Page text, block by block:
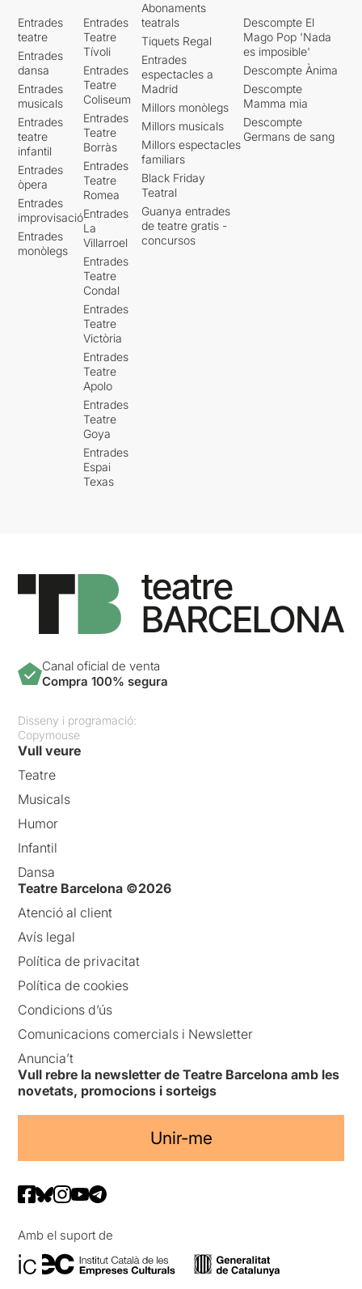
Entrades
teatre
Entrades
dansa
Entrades
musicals
Entrades
teatre
infantil
Entrades
òpera
Entrades
improvisació
Entrades
monòlegs
Entrades
Teatre
Tívoli
Entrades
Teatre
Coliseum
Entrades
Teatre
Borràs
Entrades
Teatre
Romea
Entrades
La
Villarroel
Entrades
Teatre
Condal
Entrades
Teatre
Victòria
Entrades
Teatre
Apolo
Entrades
Teatre
Goya
Entrades
Espai
Texas
Abonaments
teatrals
Tiquets Regal
Entrades
espectacles a
Madrid
Millors monòlegs
Millors musicals
Millors espectacles
familiars
Black Friday
Teatral
Guanya entrades
de teatre gratis -
concursos
Descompte El
Mago Pop 'Nada
es imposible'
Descompte Ànima
Descompte
Mamma mia
Descompte
Germans de sang
Canal oficial de venta
Compra 100% segura
Disseny i programació:
Copymouse
Vull veure
Teatre
Musicals
Humor
Infantil
Dansa
Teatre Barcelona ©2026
Atenció al client
Avís legal
Política de privacitat
Política de cookies
Condicions d’ús
Comunicacions comercials i Newsletter
Anuncia’t
Vull rebre la newsletter de Teatre Barcelona amb les
novetats, promocions i sorteigs
Unir-me
Amb el suport de